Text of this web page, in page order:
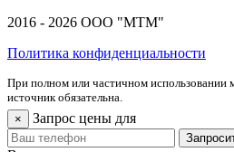
2016 - 2026 ООО "МТМ"
Политика конфиденциальности
При полном или частичном использовании
источник обязательна.
× Запрос цены для